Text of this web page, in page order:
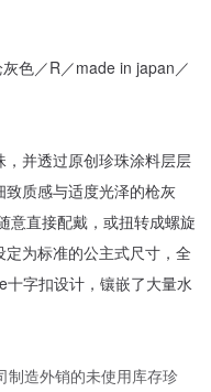
色／R／made in japan／
并透过原创珍珠涂料层层
质感与适度光泽的枪灰
意直接配戴，或扭转成螺旋
为标准的公主式尺寸，全
字扣设计，镶嵌了大量水
造外销的未使用库存珍